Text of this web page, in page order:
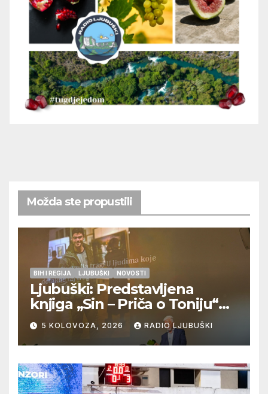
Možda ste propustili
BIH I REGIJA LJUBUŠKI NOVOSTI
Ljubuški: Predstavljena
knjiga „Sin – Priča o Toniju“
dr. sc. Zdenka Hercega
5 KOLOVOZA, 2026 RADIO LJUBUŠKI